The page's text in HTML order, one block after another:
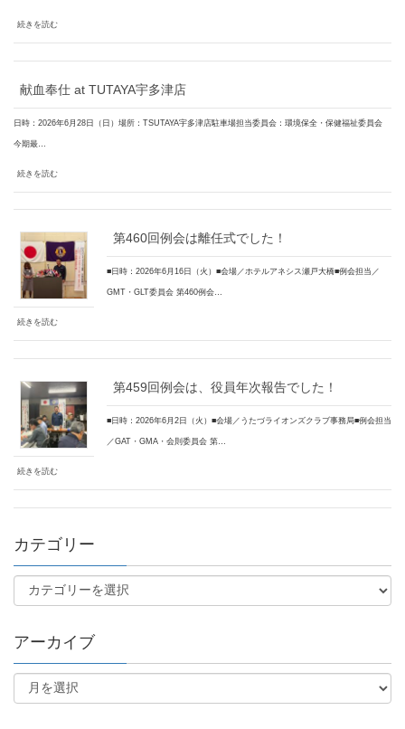
続きを読む
献血奉仕 at TUTAYA宇多津店
日時：2026年6月28日（日）場所：TSUTAYA宇多津店駐車場担当委員会：環境保全・保健福祉委員会
今期最…
続きを読む
第460回例会は離任式でした！
■日時：2026年6月16日（火）■会場／ホテルアネシス瀬戸大橋■例会担当／
GMT・GLT委員会 第460例会…
続きを読む
第459回例会は、役員年次報告でした！
■日時：2026年6月2日（火）■会場／うたづライオンズクラブ事務局■例会担当
／GAT・GMA・会則委員会 第…
続きを読む
カテゴリー
アーカイブ